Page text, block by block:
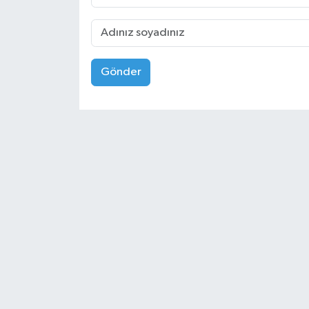
Gönder